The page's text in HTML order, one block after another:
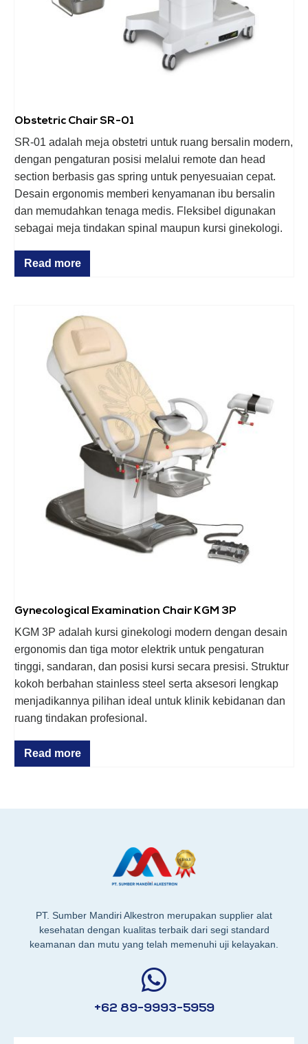
Obstetric Chair SR-01
SR-01 adalah meja obstetri untuk ruang bersalin modern,
dengan pengaturan posisi melalui remote dan head
section berbasis gas spring untuk penyesuaian cepat.
Desain ergonomis memberi kenyamanan ibu bersalin
dan memudahkan tenaga medis. Fleksibel digunakan
sebagai meja tindakan spinal maupun kursi ginekologi.
Read more
Gynecological Examination Chair KGM 3P
KGM 3P adalah kursi ginekologi modern dengan desain
ergonomis dan tiga motor elektrik untuk pengaturan
tinggi, sandaran, dan posisi kursi secara presisi. Struktur
kokoh berbahan stainless steel serta aksesori lengkap
menjadikannya pilihan ideal untuk klinik kebidanan dan
ruang tindakan profesional.
Read more
PT. Sumber Mandiri Alkestron merupakan supplier alat
kesehatan dengan kualitas terbaik dari segi standard
keamanan dan mutu yang telah memenuhi uji kelayakan.
+62 89-9993-5959